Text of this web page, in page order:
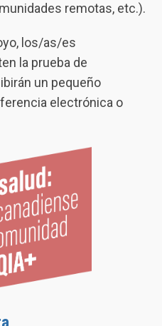
remotas, etc.).
los/as/es
la prueba de
un pequeño
electrónica o